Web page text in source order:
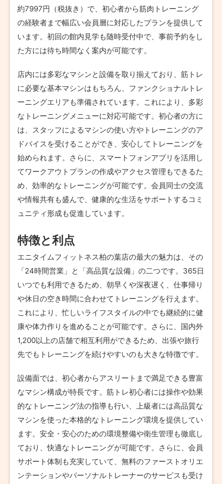
約7997円（税抜き）で、初心者から筋肉トレーニング
の経験者まで幅広い会員層に対応したプランを提供して
います。初回の館内見学も随時受付中で、事前予約をし
た方には待ち時間なく案内が可能です。
店内には多彩なマシンと設備を取り揃えており、筋トレ
に必要な基本マシンはもちろん、ファンクショナルトレ
ーニングエリアも準備されています。これにより、多彩
なトレーニングメニューに対応可能です。初心者の方に
は、スタッフによるマシンの使い方やトレーニングのア
ドバイスを受けることができ、安心してトレーニングを
始められます。さらに、スマートフォンアプリを活用し
てワークアウトプランの作成やアクセス管理もできるた
め、効率的なトレーニングが可能です。会員同士の交流
や情報共有も盛んで、健康的な生活をサポートするコミ
ュニティ形成も促進しています。
特徴と利点
エニタイムフィットネス柏の葉店の最大の魅力は、その
「24時間営業」と「高品質な設備」の二つです。365日
いつでも利用できるため、朝早くや深夜遅く、仕事帰り
や休日の空き時間に合わせてトレーニングを行えます。
これにより、忙しいライフスタイルの中でも継続的に健
康や体力作りを進めることが可能です。さらに、国内外
1,200以上の店舗で相互利用ができるため、出張や旅行
先でもトレーニングを続けやすいのも大きな特徴です。
設備面では、初心者からアスリートまで満足できる豊富
なマシン構成が特長です。筋トレ初心者には操作や効果
的なトレーニング法の指導も行い、上級者には高品質な
マシンを使った本格的なトレーニング環境を提供してい
ます。安全・安心のための環境整備や衛生管理も徹底し
ており、快適なトレーニングが可能です。さらに、会員
サポート体制も充実していて、無料のファーストオリエ
ンテーションやパーソナルトレーナーのサービスも受け